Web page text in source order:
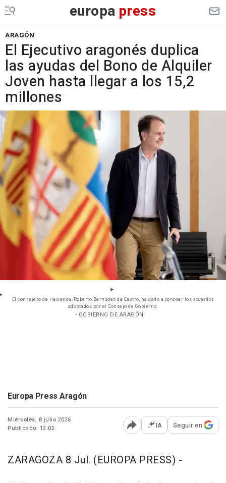
europa press
ARAGÓN
El Ejecutivo aragonés duplica
las ayudas del Bono de Alquiler
Joven hasta llegar a los 15,2
millones
El consejero de Hacienda, Roberto Bernúdez de Castro, ha dado a conocer los acuerdos
adoptados por el Consejo de Gobierno.
- GOBIERNO DE ARAGÓN
Europa Press Aragón
Miércoles, 8 julio 2026
Publicado: 12:02
Abrir opciones para
IA Seguir en
ZARAGOZA 8 Jul. (EUROPA PRESS) -